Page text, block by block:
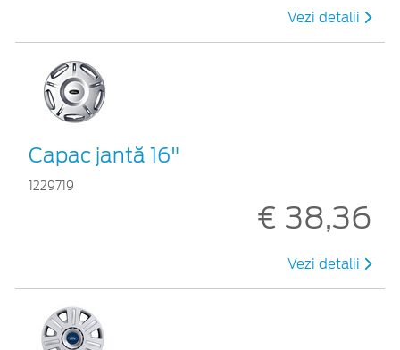
Vezi detalii
Capac jantă 16"
1229719
€ 38,36
Vezi detalii